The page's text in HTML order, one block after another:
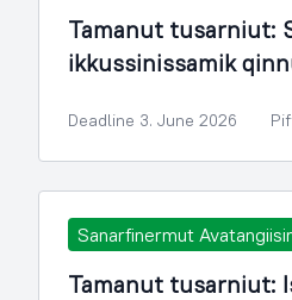
Tamanut tusarniut:
ikkussinissamik
Deadline 3. June 2026
Sanarfinermut
Tamanut tusarniut: